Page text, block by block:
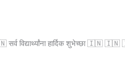
हार्दिक शुभेच्छा